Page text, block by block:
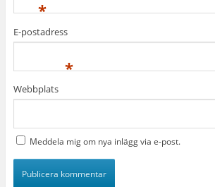
*
E-postadress
*
Webbplats
Meddela mig om nya inlägg via e-post.